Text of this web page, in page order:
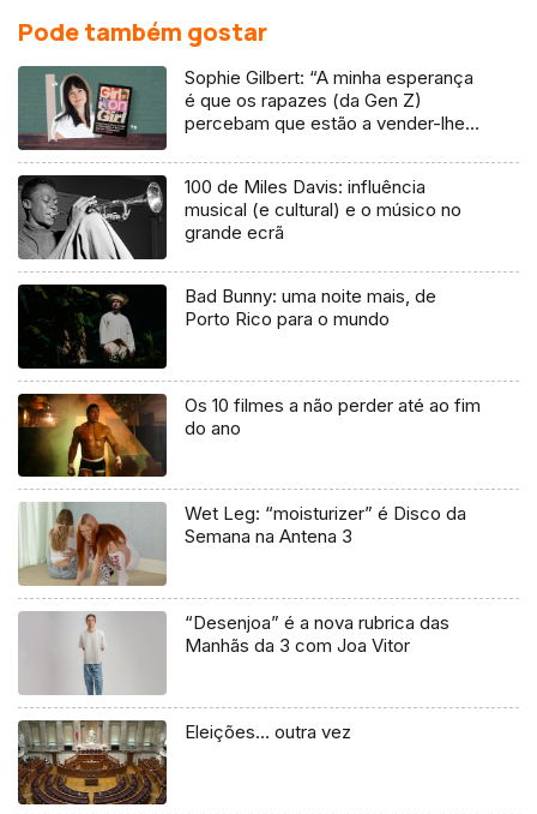
Pode também gostar
Sophie Gilbert: “A minha esperança
é que os rapazes (da Gen Z)
percebam que estão a vender-lhes
100 de Miles Davis: influência
musical (e cultural) e o músico no
grande ecrã
Bad Bunny: uma noite mais, de
Porto Rico para o mundo
Os 10 filmes a não perder até ao fim
do ano
Wet Leg: “moisturizer” é Disco da
Semana na Antena 3
“Desenjoa” é a nova rubrica das
Manhãs da 3 com Joa Vitor
Eleições… outra vez